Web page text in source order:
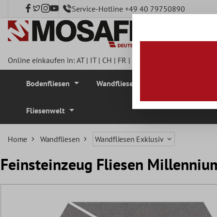
springen Service-Hotline +49 40 79750890
Online einkaufen in:AT| IT| CH | FR |
Bodenfliesen Wandfliesen
Fliesenwelt
Home Wandfliesen Wandfliesen Exklusiv
Feinsteinzeug Fliesen